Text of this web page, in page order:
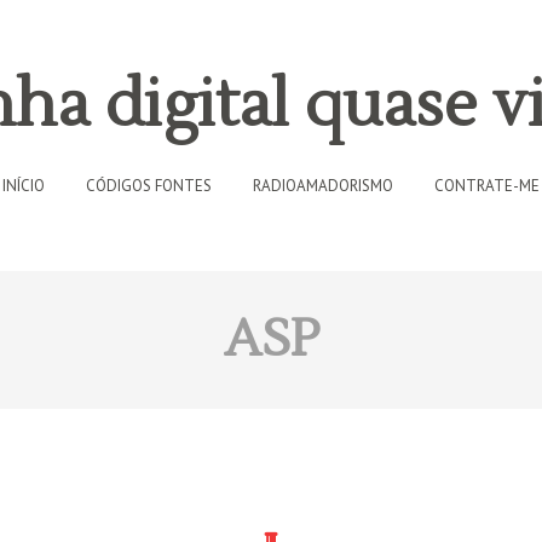
digital quase
INÍCIO CÓDIGOS FONTES RADIOAMADORISMO CONTRATE-ME
ASP